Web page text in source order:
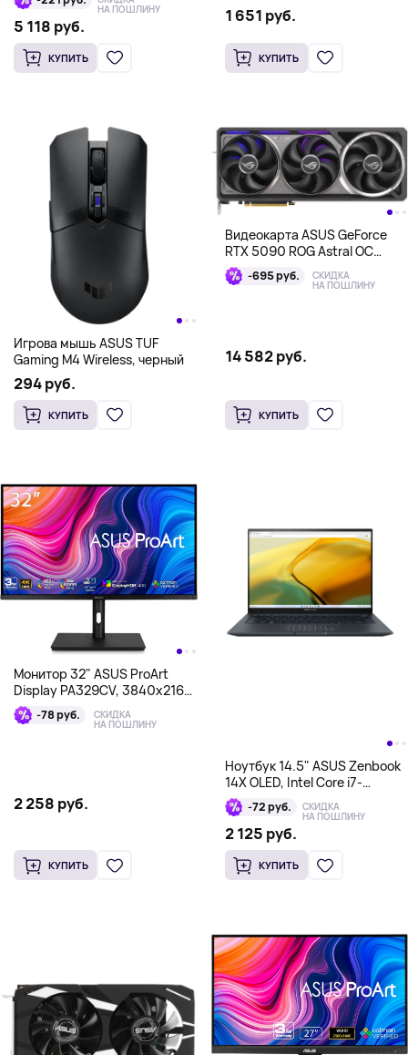
НА ПОШЛИНУ
5 118 руб.
КУПИТЬ
1 651 руб.
КУПИТЬ
Игрова мышь ASUS TUF
Gaming M4 Wireless, черный
294 руб.
КУПИТЬ
Видеокарта ASUS GeForce
RTX 5090 ROG Astral OC
Edition GDDR7
-695 руб. СКИДКА
НА ПОШЛИНУ
14 582 руб.
КУПИТЬ
Монитор 32" ASUS ProArt
Display PA329CV, 3840x2160,
IPS, черный
-78 руб. СКИДКА
НА ПОШЛИНУ
2 258 руб.
КУПИТЬ
Ноутбук 14.5" ASUS Zenbook
14X OLED, Intel Core i7-
13700H, Intel Iris Xe Graphics,
16Гб/1Тб, черный
-72 руб. СКИДКА
НА ПОШЛИНУ
2 125 руб.
КУПИТЬ